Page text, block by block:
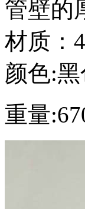
管壁的
材质：
颜色:
重量